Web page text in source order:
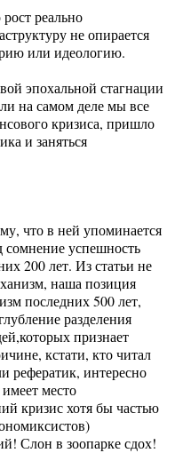
реально
не опирается
или идеологию.
эпохальной стагнации
на самом деле мы все
кризиса, пришло
и заняться
что в ней упоминается
сомнение успешность
200 лет. Из статьи не
наша позиция
последних 500 лет,
разделения
признает
кстати, кто читал
рефератик, интересно
место
кризис хотя бы частью
Слон в зоопарке сдох!